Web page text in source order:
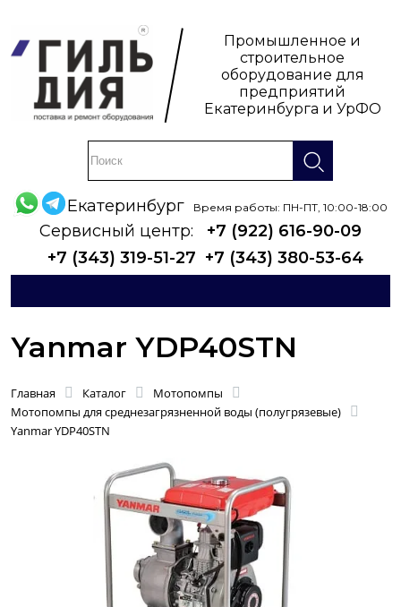
Промышленное и
строительное
оборудование для
предприятий
Екатеринбурга и УрФО
Екатеринбург Время работы: ПН-ПТ, 10:00-18:00
Сервисный центр:
+7 (922) 616-90-09
+7 (343) 319-51-27 +7 (343) 380-53-64
Yanmar YDP40STN
Главная Каталог
Мотопомпы
Мотопомпы для среднезагрязненной воды (полугрязевые)
Yanmar YDP40STN